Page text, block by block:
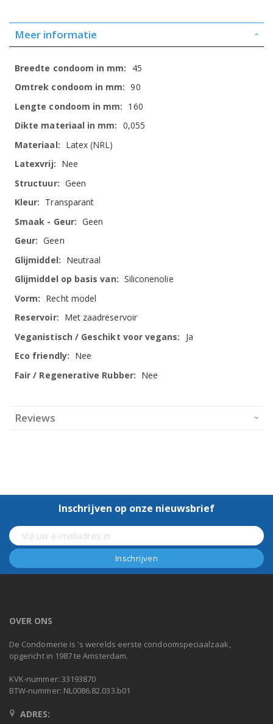
Meer informatie
Meer
informatie
45
90
160
0,055
Latex (NRL)
Nee
Geen
Transparant
Geen
Geen
Neutraal
Siliconenolie
Recht model
Met zaadreservoir
Ja
Nee
Nee
Reviews
Inschrijven op onze nieuwsbrief
OVER ONS
De Condomerie is 's werelds eerste condoomspeciaalzaak,
opgericht in 1987 te Amsterdam.
KVK-nummer: 33193870
BTW-nummer: NL0086.82.033.b01
ADRES: